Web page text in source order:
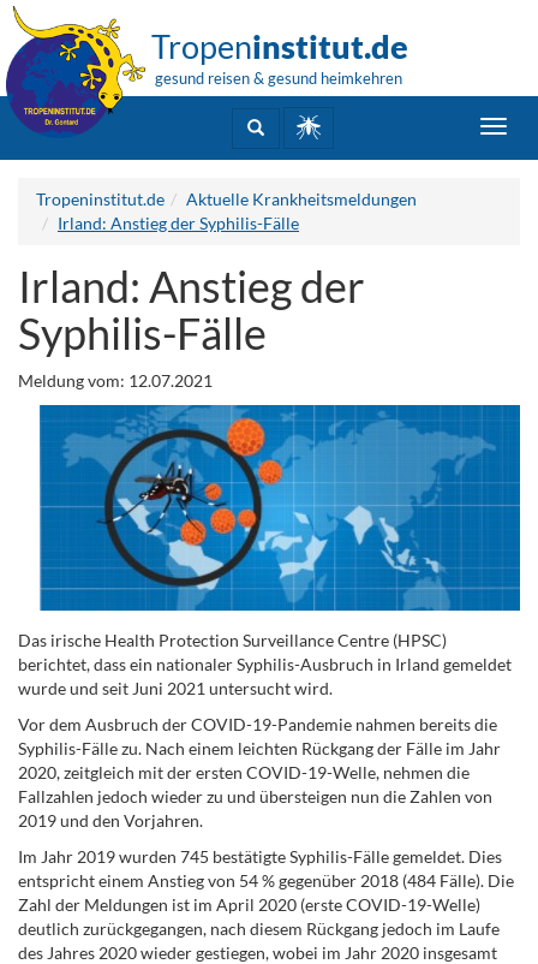
Tropeninstitut.de
gesund reisen & gesund heimkehren
Tropeninstitut.de
Aktuelle Krankheitsmeldungen
Irland: Anstieg der Syphilis-Fälle
Irland: Anstieg der
Syphilis-Fälle
Meldung vom: 12.07.2021
Das irische Health Protection Surveillance Centre (HPSC)
berichtet, dass ein nationaler Syphilis-Ausbruch in Irland gemeldet
wurde und seit Juni 2021 untersucht wird.
Vor dem Ausbruch der COVID-19-Pandemie nahmen bereits die
Syphilis-Fälle zu. Nach einem leichten Rückgang der Fälle im Jahr
2020, zeitgleich mit der ersten COVID-19-Welle, nehmen die
Fallzahlen jedoch wieder zu und übersteigen nun die Zahlen von
2019 und den Vorjahren.
Im Jahr 2019 wurden 745 bestätigte Syphilis-Fälle gemeldet. Dies
entspricht einem Anstieg von 54 % gegenüber 2018 (484 Fälle). Die
Zahl der Meldungen ist im April 2020 (erste COVID-19-Welle)
deutlich zurückgegangen, nach diesem Rückgang jedoch im Laufe
des Jahres 2020 wieder gestiegen, wobei im Jahr 2020 insgesamt